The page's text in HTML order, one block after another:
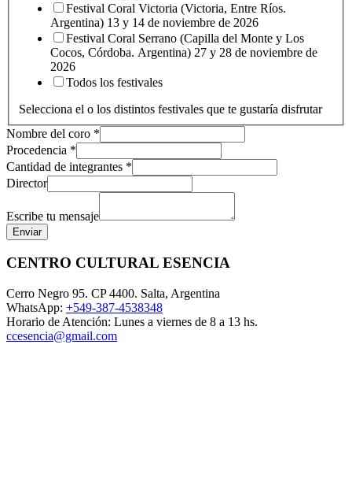
Festival Coral Victoria (Victoria, Entre Ríos.
Argentina) 13 y 14 de noviembre de 2026
Festival Coral Serrano (Capilla del Monte y Los
Cocos, Córdoba. Argentina) 27 y 28 de noviembre de
2026
Todos los festivales
Selecciona el o los distintos festivales que te gustaría disfrutar
Nombre del coro *
Procedencia *
Cantidad de integrantes *
Director
Escribe tu mensaje
Enviar
CENTRO CULTURAL ESENCIA
Cerro Negro 95. CP 4400. Salta, Argentina
WhatsApp: +549-387-4538348
Horario de Atención: Lunes a viernes de 8 a 13 hs.
ccesencia@gmail.com